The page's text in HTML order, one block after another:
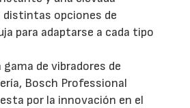
distintas opciones de
para adaptarse a cada tipo
de vibradores de
Bosch Professional
por la innovación en el